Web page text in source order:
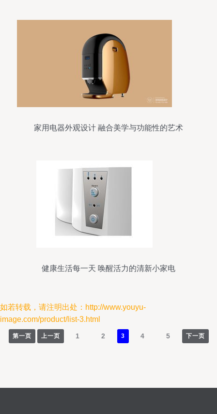
家用电器外观设计 融合美学与功能性的艺术
健康生活每一天 唤醒活力的清新小家电
如若转载，请注明出处：http://www.youyu-
image.com/product/list-3.html
第一页 上一页 1 2 3 4 5 下一页